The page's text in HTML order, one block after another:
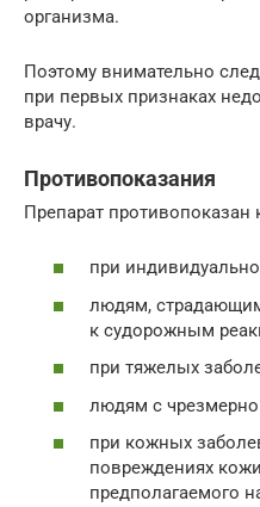
организма.
Поэтому внимательно
при первых признаках
врачу.
Противопоказания
Препарат
при
людям,
к судорожным
при тяжелых
людям с
при кожных
повреждениях
предполагаемого